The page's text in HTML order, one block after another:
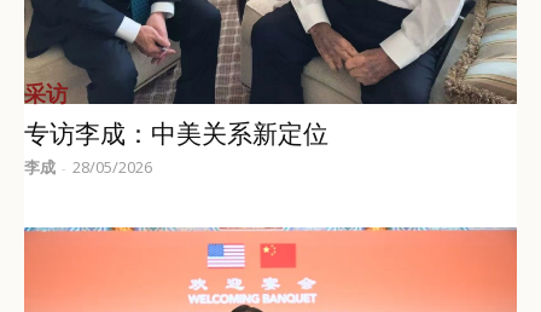
采访
专访李成：中美关系新定位
李成 - 28/05/2026